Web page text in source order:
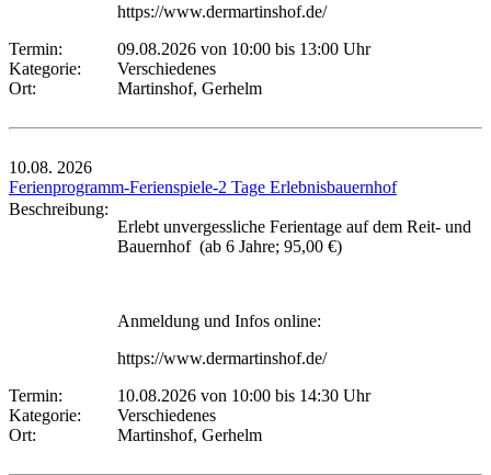
https://www.dermartinshof.de/
Termin:
09.08.2026 von 10:00 bis 13:00 Uhr
Kategorie:
Verschiedenes
Ort:
Martinshof, Gerhelm
10.08. 2026
Ferienprogramm-Ferienspiele-2 Tage Erlebnisbauernhof
Beschreibung:
Erlebt unvergessliche Ferientage auf dem Reit- und
Bauernhof (ab 6 Jahre; 95,00 €)
Anmeldung und Infos online:
https://www.dermartinshof.de/
Termin:
10.08.2026 von 10:00 bis 14:30 Uhr
Kategorie:
Verschiedenes
Ort:
Martinshof, Gerhelm